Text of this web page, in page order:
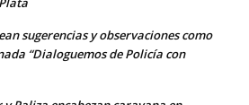
sugerencias y observaciones como
“Dialoguemos de Policía con